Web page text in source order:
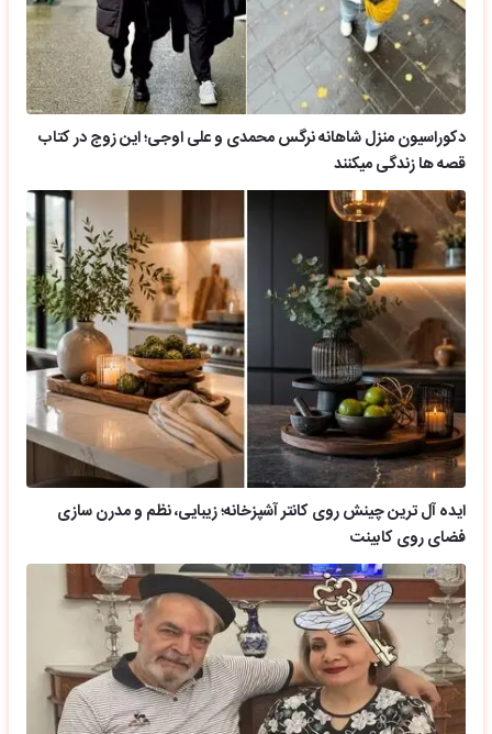
دکوراسیون منزل شاهانه نرگس محمدی و علی اوجی؛ این زوج در کتاب
قصه ها زندگی میکنند
ایده آل ترین چینش روی کانتر آشپزخانه؛ زیبایی، نظم و مدرن سازی
فضای روی کابینت